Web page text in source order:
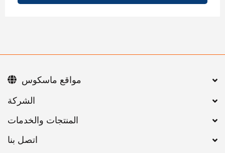
اتصل بنا
مواقع ماسكوس